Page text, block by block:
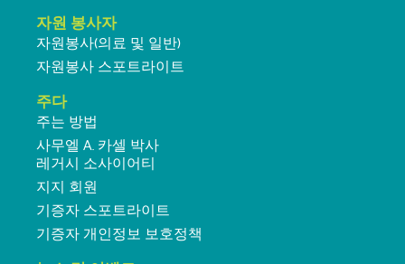
자원 봉사자
자원봉사(의료 및 일반)
자원봉사 스포트라이트
주다
주는 방법
사무엘 A. 카셀 박사
레거시 소사이어티
지지 회원
기증자 스포트라이트
기증자 개인정보 보호정책